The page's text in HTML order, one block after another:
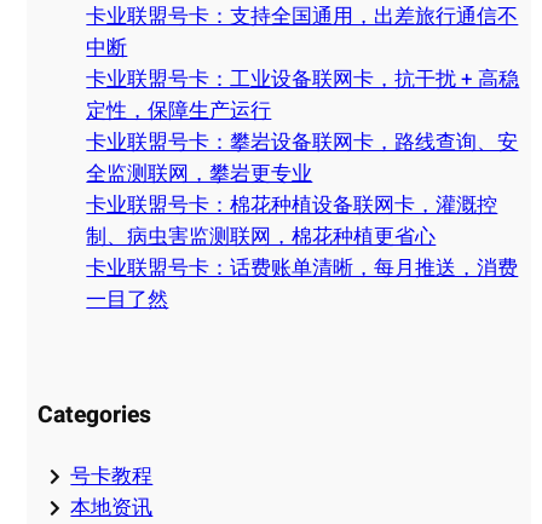
卡业联盟号卡：支持全国通用，出差旅行通信不
中断
卡业联盟号卡：工业设备联网卡，抗干扰 + 高稳
定性，保障生产运行
卡业联盟号卡：攀岩设备联网卡，路线查询、安
全监测联网，攀岩更专业
卡业联盟号卡：棉花种植设备联网卡，灌溉控
制、病虫害监测联网，棉花种植更省心
卡业联盟号卡：话费账单清晰，每月推送，消费
一目了然
Categories
号卡教程
本地资讯